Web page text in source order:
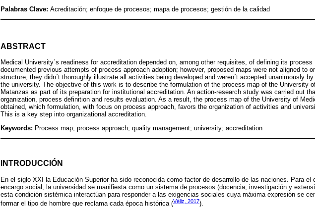
Palabras Clave: Acreditación; enfoque de procesos; mapa de procesos; gestión de la calidad
ABSTRACT
Medical University´s readiness for accreditation depended on, among other requisites, of defining its process
documented previous attempts of process approach adoption; however, proposed maps were not aligned to
structure, they didn´t thoroughly illustrate all activities being developed and weren´t accepted unanimously
the university. The objective of this work is to describe the formulation of the process map of the University
Matanzas as part of its preparation for institutional accreditation. An action-research study was carried out
organization, process definition and results evaluation. As a result, the process map of the University of
obtained, which formulation, with focus on process approach, favors the organization of activities and
This is a key step into organizational accreditation.
Keywords: Process map; process approach; quality management; university; accreditation
INTRODUCCIÓN
En el siglo XXI la Educación Superior ha sido reconocida como factor de desarrollo de las naciones. Para el
encargo social, la universidad se manifiesta como un sistema de procesos (docencia, investigación y
esta condición sistémica interactúan para responder a las exigencias sociales cuya máxima expresión se
formar el tipo de hombre que reclama cada época histórica (Véliz, 2017).